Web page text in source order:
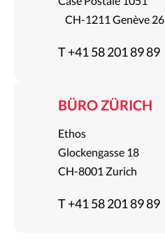
CH-1211 Genève 26
T +41 58 201 89 89
BÜRO ZÜRICH
Ethos
Glockengasse 18
CH-8001 Zurich
T +41 58 201 89 89